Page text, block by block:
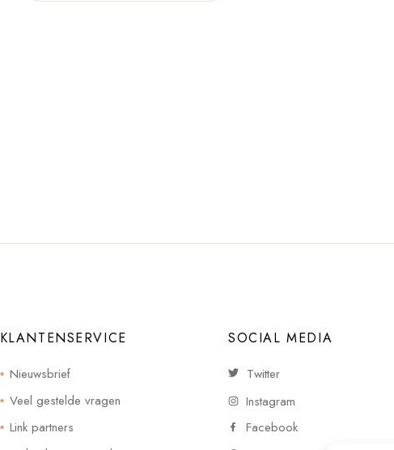
KLANTENSERVICE
Nieuwsbrief
Veel gestelde vragen
Link partners
SOCIAL MEDIA
Twitter
Instagram
Facebook